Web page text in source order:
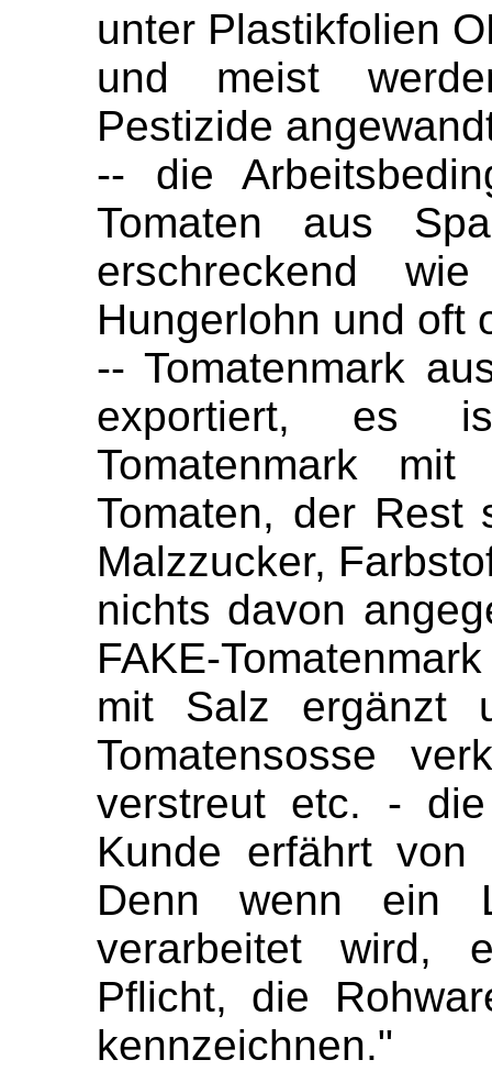
unter Plastikfolien
und meist
Pestizide
-- die
Tomaten aus
erschreckend
Hungerlohn und oft
-- Tomatenmark
exportiert, es
Tomatenmark
Tomaten, der Rest
Malzzucker,
nichts davon
FAKE-
mit Salz ergänzt
Tomatensosse
verstreut etc. -
Kunde erfährt
Denn wenn ein
verarbeitet wird,
Pflicht, die
kennzeichnen."